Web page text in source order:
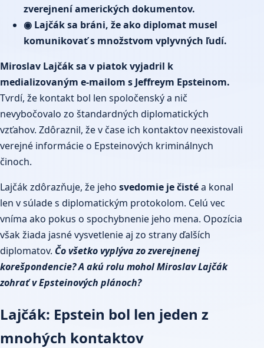
zverejnení amerických dokumentov.
◉ Lajčák sa bráni, že ako diplomat musel
komunikovať s množstvom vplyvných ľudí.
Miroslav Lajčák sa v piatok vyjadril k
medializovaným e-mailom s Jeffreym Epsteinom.
Tvrdí, že kontakt bol len spoločenský a nič
nevybočovalo zo štandardných diplomatických
vzťahov. Zdôraznil, že v čase ich kontaktov neexistovali
verejné informácie o Epsteinových kriminálnych
činoch.
Lajčák zdôrazňuje, že jeho svedomie je čistéa konal
len v súlade s diplomatickým protokolom. Celú vec
vníma ako pokus o spochybnenie jeho mena. Opozícia
však žiada jasné vysvetlenie aj zo strany ďalších
diplomatov. Čo všetko vyplýva zo zverejnenej
korešpondencie? A akú rolu mohol Miroslav Lajčák
zohrať v Epsteinových plánoch?
Lajčák: Epstein bol len jeden z
mnohých kontaktov